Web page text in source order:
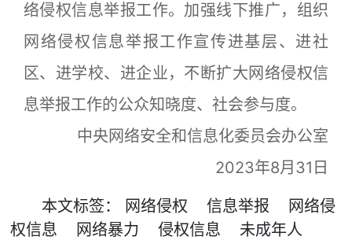
络侵权信息举报工作。加强线下推广，组织
网络侵权信息举报工作宣传进基层、进社
区、进学校、进企业，不断扩大网络侵权信
息举报工作的公众知晓度、社会参与度。
中央网络安全和信息化委员会办公室
2023年8月31日
本文标签： 网络侵权 信息举报
网络侵
权信息
网络暴力 侵权信息 未成年人